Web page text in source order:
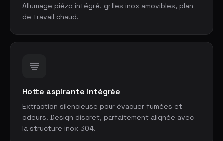
Allumage piézo intégré, grilles inox amovibles, plan
de travail chaud.
Hotte aspirante intégrée
Extraction silencieuse pour évacuer fumées et
odeurs. Design discret, parfaitement alignée avec
la structure inox 304.